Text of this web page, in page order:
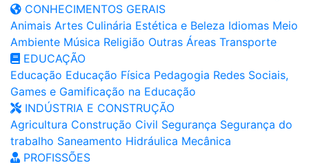
CONHECIMENTOS GERAIS
Animais Artes Culinária Estética e Beleza Idiomas Meio
Ambiente Música Religião Outras Áreas Transporte
EDUCAÇÃO
Educação Educação Física Pedagogia Redes Sociais,
Games e Gamificação na Educação
INDÚSTRIA E CONSTRUÇÃO
Agricultura Construção Civil Segurança Segurança do
trabalho Saneamento Hidráulica Mecânica
PROFISSÕES